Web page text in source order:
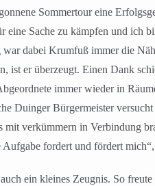
Sommertour eine
eine Sache zu kämpfen und ich
dabei Krumfuß immer die
ist er überzeugt. Einen Dank
immer wieder in
Duinger Bürgermeister
verkümmern in Verbindung
fordert und fördert
ein kleines Zeugnis. So